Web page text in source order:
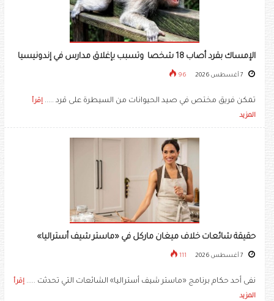
الإمساك بقرد أصاب 18 شخصا وتسبب بإغلاق مدارس في إندونيسيا
96
تمكن فريق مختص في صيد الحيوانات من السيطرة على قرد ..... إقرأ
المزيد
حقيقة شائعات خلاف ميغان ماركل في «ماستر شيف أستراليا»
111
نفى أحد حكام برنامج «ماستر شيف أستراليا» الشائعات التي تحدثت ..... إقرأ
المزيد